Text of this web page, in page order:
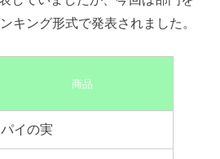
キング形式で発表されました。
商品
パイの実